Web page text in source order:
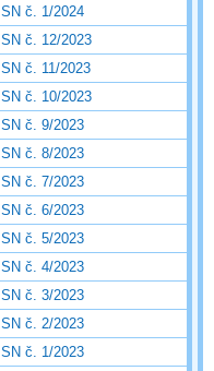
SN č. 1/2024
SN č. 12/2023
SN č. 11/2023
SN č. 10/2023
SN č. 9/2023
SN č. 8/2023
SN č. 7/2023
SN č. 6/2023
SN č. 5/2023
SN č. 4/2023
SN č. 3/2023
SN č. 2/2023
SN č. 1/2023